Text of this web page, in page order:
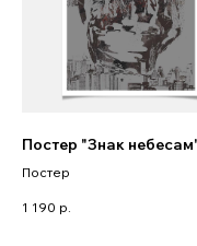
Постер "Знак
Постер
1 190 р.